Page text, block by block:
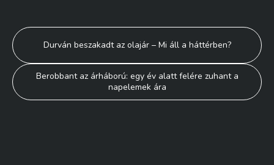
Bejegyzés
navigáció
Durván beszakadt az olajár – Mi áll a háttérben?
Berobbant az árháború: egy év alatt felére zuhant a
napelemek ára